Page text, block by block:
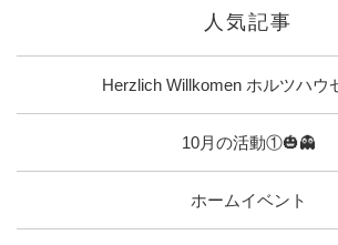
人気記事
Herzlich Willkomen ホルツハウ
10月の活動①🎃👻
ホームイベント